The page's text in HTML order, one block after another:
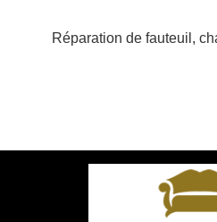
Réparation de fauteuil,